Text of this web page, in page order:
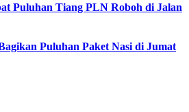
Puluhan Tiang PLN Roboh di Jalan
Puluhan Paket Nasi di Jumat